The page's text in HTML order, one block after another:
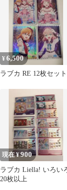
¥6,500
ラブカ RE 12枚セット
現在 ¥900
ラブカ Liella! いろい
20枚以上